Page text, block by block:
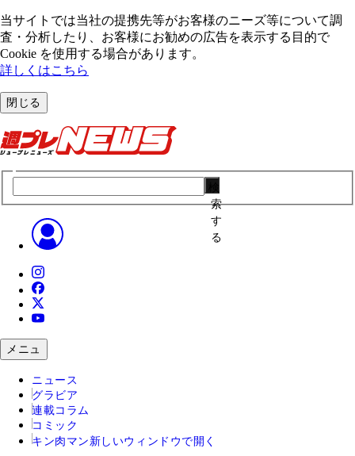
当サイトでは当社の提携先等がお客様のニーズ等について調
査・分析したり、お客様にお勧めの広告を表⽰する⽬的で
Cookie を使⽤する場合があります。
詳しくはこちら
閉じる
索
す
る
メニュ
ニュース
グラビア
連載コラム
コミック
キン肉マン 新しいウィンドウで開く